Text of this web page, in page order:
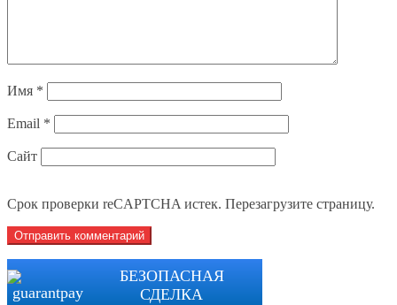
Имя *
Email *
Сайт
Срок проверки reCAPTCHA истек. Перезагрузите страницу.
БЕЗОПАСНАЯ
СДЕЛКА